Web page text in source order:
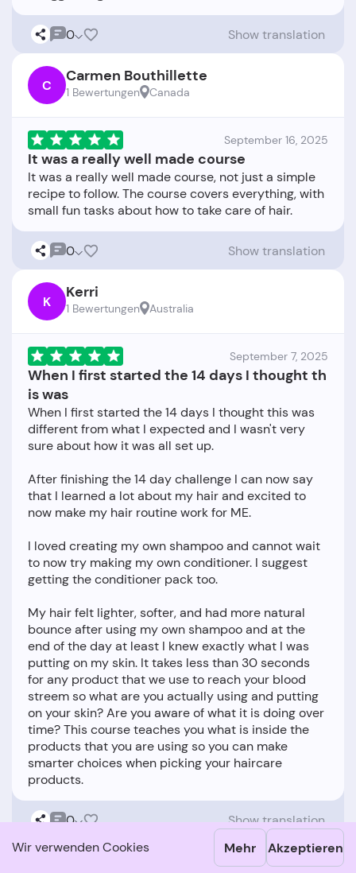
Wir verwenden Cookies Mehr Akzeptieren
0 Show translation
C Carmen Bouthillette
1 Bewertungen Canada
September 16, 2025
It was a really well made course
It was a really well made course, not just a simple
recipe to follow. The course covers everything, with
0 Show translation
K Kerri
1 Bewertungen Australia
September 7, 2025
When I first started the 14 days I thought th
is was
When I first started the 14 days I thought this was
different from what I expected and I wasn't very
sure about how it was all set up.
After finishing the 14 day challenge I can now say
that I learned a lot about my hair and excited to
now make my hair routine work for ME.
I loved creating my own shampoo and cannot wait
to now try making my own conditioner. I suggest
getting the conditioner pack too.
My hair felt lighter, softer, and had more natural
bounce after using my own shampoo and at the
end of the day at least I knew exactly what I was
putting on my skin. It takes less than 30 seconds
for any product that we use to reach your blood
streem so what are you actually using and putting
on your skin? Are you aware of what it is doing over
time? This course teaches you what is inside the
products that you are using so you can make
smarter choices when picking your haircare
0 Show translation